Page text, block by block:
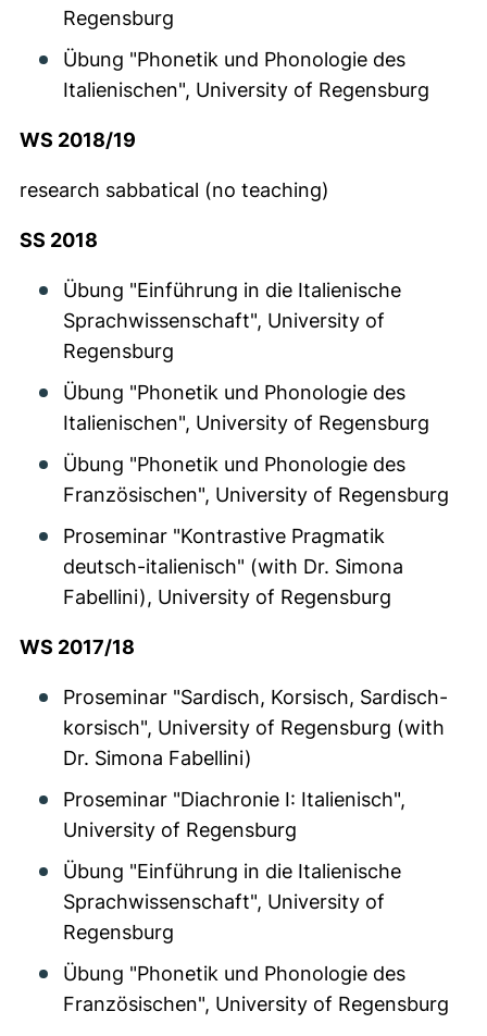
Regensburg
Übung "Phonetik und Phonologie des
Italienischen", University of Regensburg
WS 2018/19
research sabbatical (no teaching)
SS 2018
Übung "Einführung in die Italienische
Sprachwissenschaft", University of
Regensburg
Übung "Phonetik und Phonologie des
Italienischen", University of Regensburg
Übung "Phonetik und Phonologie des
Französischen", University of Regensburg
Proseminar "Kontrastive Pragmatik
deutsch-italienisch" (with Dr. Simona
Fabellini), University of Regensburg
WS 2017/18
Proseminar "Sardisch, Korsisch, Sardisch-
korsisch", University of Regensburg (with
Dr. Simona Fabellini)
Proseminar "Diachronie I: Italienisch",
University of Regensburg
Übung "Einführung in die Italienische
Sprachwissenschaft", University of
Regensburg
Übung "Phonetik und Phonologie des
Französischen", University of Regensburg